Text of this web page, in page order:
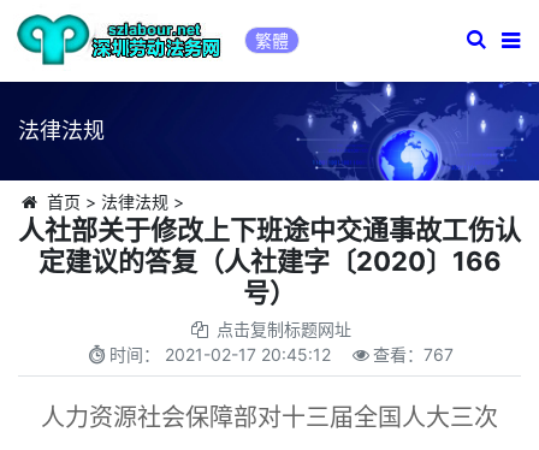
繁體
法律法规
首页 > 法律法规 >
人社部关于修改上下班途中交通事故工伤认
定建议的答复（人社建字〔2020〕166
号）
点击复制标题网址
时间： 2021-02-17 20:45:12 查看：767
人力资源社会保障部对十三届全国人大三次